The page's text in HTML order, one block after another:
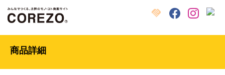
クラウドファンディング
FacebookInstagram
X
商品詳細